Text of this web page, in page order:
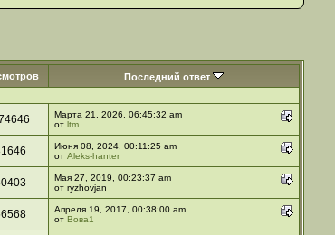
Последний ответ
Марта 21, 2026, 06:45:32 am
от ltm
Июня 08, 2024, 00:11:25 am
от Aleks-hanter
Мая 27, 2019, 00:23:37 am
от ryzhovjan
Апреля 19, 2017, 00:38:00 am
от Вова1